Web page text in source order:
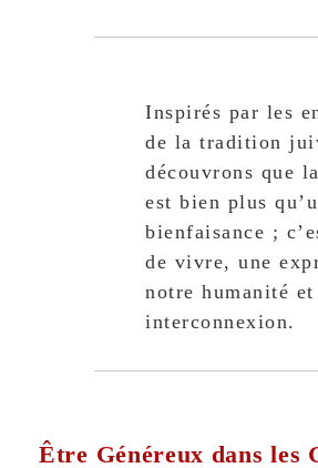
Inspirés par les
de la tradition
découvrons que
est bien plus
bienfaisance ;
de vivre, une
notre humanité
interconnexion.
Être Généreux dans les